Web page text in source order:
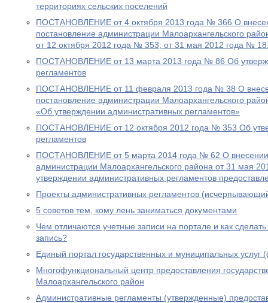
территориях сельских поселений
ПОСТАНОВЛЕНИЕ от 4 октября 2013 года № 366 О
постановление администрации Малоархангельского
от 12 октября 2012 года № 353; от 31 мая 2012 года №
ПОСТАНОВЛЕНИЕ от 13 марта 2013 года № 86 Об
регламентов
ПОСТАНОВЛЕНИЕ от 11 февраля 2013 года № 38 О
постановление администрации Малоархангельского
«Об утверждении административных регламентов»
ПОСТАНОВЛЕНИЕ от 12 октября 2012 года № 353 Об
регламентов
ПОСТАНОВЛЕНИЕ от 5 марта 2014 года № 62 О внесении
администрации Малоархангельского района от 31 мая
утверждении административных регламентов
Проекты административных регламентов
5 советов тем, кому лень заниматься документами
Чем отличаются учетные записи на портале и как
запись?
Единый портал государственных и муниципальных услуг
Многофункциональный центр предоставления
Малоархангельского район
Административные регламенты (утвержденные)